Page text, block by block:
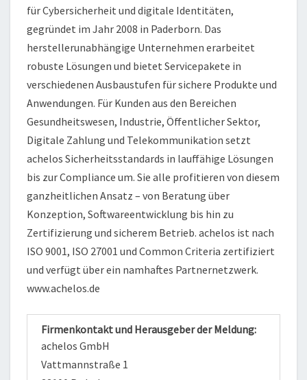
für Cybersicherheit und digitale Identitäten,
gegründet im Jahr 2008 in Paderborn. Das
herstellerunabhängige Unternehmen erarbeitet
robuste Lösungen und bietet Servicepakete in
verschiedenen Ausbaustufen für sichere Produkte und
Anwendungen. Für Kunden aus den Bereichen
Gesundheitswesen, Industrie, Öffentlicher Sektor,
Digitale Zahlung und Telekommunikation setzt
achelos Sicherheitsstandards in lauffähige Lösungen
bis zur Compliance um. Sie alle profitieren von diesem
ganzheitlichen Ansatz – von Beratung über
Konzeption, Softwareentwicklung bis hin zu
Zertifizierung und sicherem Betrieb. achelos ist nach
ISO 9001, ISO 27001 und Common Criteria zertifiziert
und verfügt über ein namhaftes Partnernetzwerk.
www.achelos.de
Firmenkontakt und Herausgeber der Meldung:
achelos GmbH
Vattmannstraße 1